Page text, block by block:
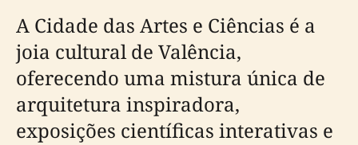
A Cidade das Artes e Ciências é a
joia cultural de Valência,
oferecendo uma mistura única de
arquitetura inspiradora,
exposições científicas interativas e